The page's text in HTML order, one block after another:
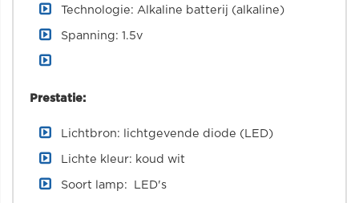
Technologie: Alkaline batterij (alkaline)
Spanning: 1.5v
Prestatie:
Lichtbron: lichtgevende diode (LED)
Lichte kleur: koud wit
Soort lamp: LED's